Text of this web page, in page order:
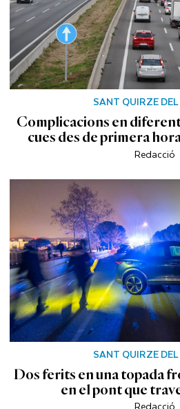
SANT QUIRZE
Complicacions en
cues des de primera
Redacció
SANT QUIRZE
Dos ferits en una topada
en el pont que